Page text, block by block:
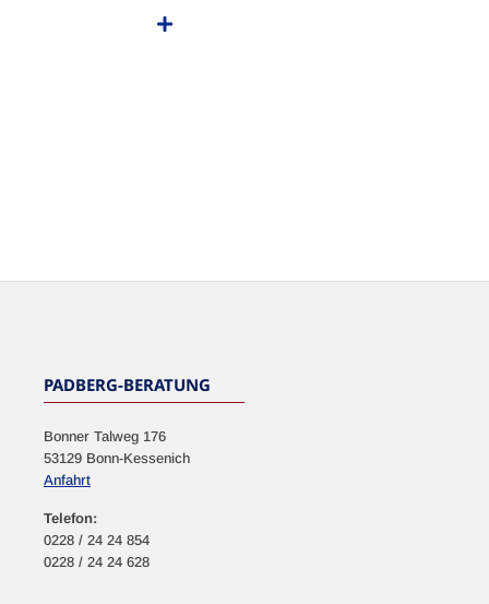
PADBERG-BERATUNG
Bonner Talweg 176
53129 Bonn-Kessenich
Anfahrt
Telefon:
0228 / 24 24 854
0228 / 24 24 628